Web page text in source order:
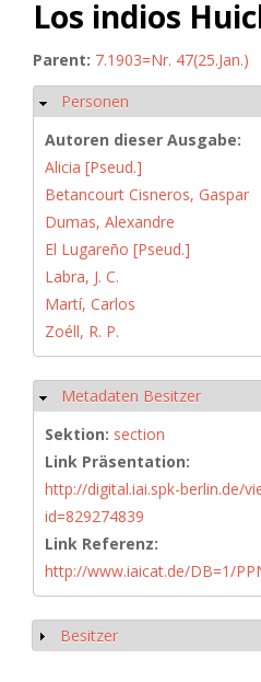
Los indios
Parent: 7.1903=Nr. 47(25.Jan.)
Ausblenden
Personen
Autoren dieser Ausgabe:
Alicia [Pseud.]
Betancourt Cisneros, Gaspar
Dumas, Alexandre
El Lugareño [Pseud.]
Labra, J. C.
Martí, Carlos
Zoéll, R. P.
Ausblenden
Metadaten Besitzer
Sektion: section
Link Präsentation:
http://digital.iai.spk-berlin.de/
id=829274839
Link Referenz:
http://www.iaicat.de/DB=1/
Anzeigen
Besitzer